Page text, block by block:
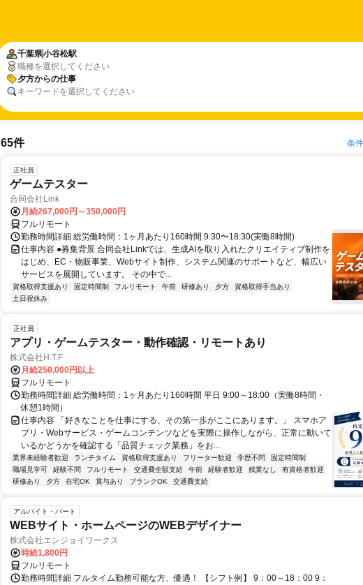
千葉県小谷松駅
職種を選択してください
夕方からの仕事
キーワードを選択してください
65件 条
正社員
ゲームテスター
合同会社Link
月給267,000円～350,000円
フルリモート
勤務時間詳細 総労働時間：1ヶ月あたり160時間 9:30〜18:30(実働8時間)
仕事内容 ●募集背景 合同会社Linkでは、生成AIを取り入れたクリエイティブ制作を
はじめ、EC・物販事業、Webサイト制作、システム関連のサポートなど、幅広い
サービスを展開しています。 その中で...
資格取得支援あり 固定時間制 フルリモート 午前 研修あり 夕方
資格取得手当あり
土日祝休み
正社員
アプリ・ゲームテスター・動作確認・リモートあり
株式会社H.T.F
月給250,000円以上
フルリモート
勤務時間詳細 総労働時間：1ヶ月あたり160時間 平日 9:00～18:00（実働8時間・
休憩1時間）
仕事内容 「好きなことを仕事にする、その第一歩がここにあります。」 スマホア
プリ・Webサービス・ゲームコンテンツなどを実際に操作しながら、正常に動いて
いるかどうかを確認する「品質チェック業務」をお...
業界未経験者歓迎 ランチタイム 資格取得支援あり フリーター歓迎 学歴不問
固定時間制
職場見学可
経験不問 フルリモート 交通費全額支給 午前 経験者歓迎 残業なし
有資格者歓迎
研修あり
夕方 在宅OK 賞与あり ブランクOK 交通費支給
アルバイト・パート
WEBサイト・ホームページのWEBデザイナー
株式会社エンジョイワークス
時給1,800円
フルリモート
勤務時間詳細 フルタイム勤務可能な方、優遇！ 【シフト例】 9：00～18：00 9：